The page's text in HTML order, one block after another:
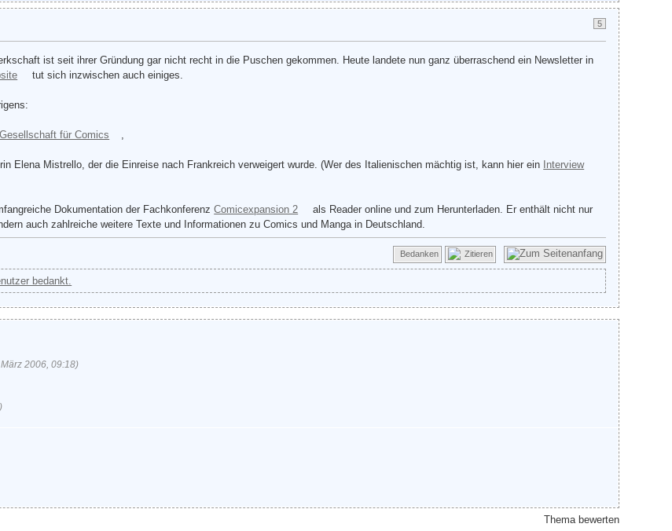
5
ist seit ihrer Gründung gar nicht recht in die Puschen gekommen. Heute landete nun ganz überraschend ein Newsletter in
tut sich inzwischen auch einiges.
für Comics ,
Elena Mistrello, der die Einreise nach Frankreich verweigert wurde. (Wer des Italienischen mächtig ist, kann hier ein Interview
Dokumentation der FachkonferenzComicexpansion 2
als Reader online und zum Herunterladen. Er enthält nicht nur
auch zahlreiche weitere Texte und Informationen zu Comics und Manga in Deutschland.
Zitieren
Bedanken
bedankt.
2006, 09:18)
Thema bewerten